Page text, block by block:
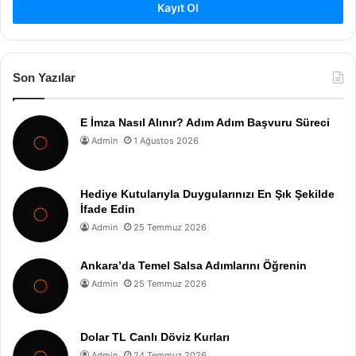
Kayıt Ol
Son Yazılar
E İmza Nasıl Alınır? Adım Adım Başvuru Süreci
Admin 1 Ağustos 2026
Hediye Kutularıyla Duygularınızı En Şık Şekilde
İfade Edin
Admin 25 Temmuz 2026
Ankara’da Temel Salsa Adımlarını Öğrenin
Admin 25 Temmuz 2026
Dolar TL Canlı Döviz Kurları